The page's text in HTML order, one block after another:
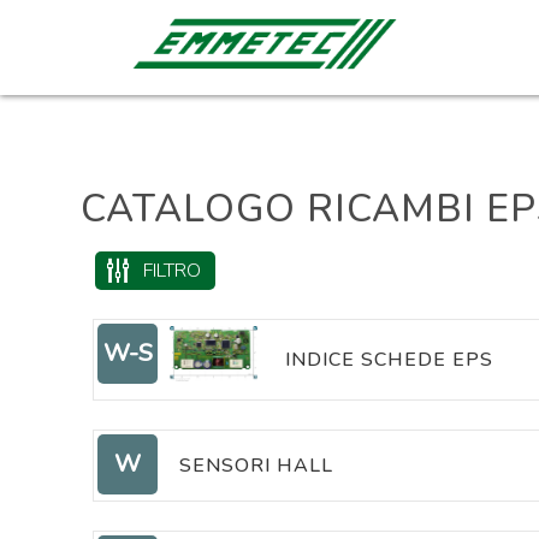
CATALOGO RICAMBI
FILTRO
W-S INDICE SCHEDE EPS
W SENSORI HALL